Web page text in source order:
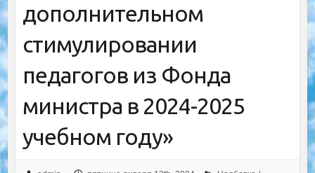
дополнительном
стимулировании
педагогов из Фонда
министра в 2024-2025
учебном году»